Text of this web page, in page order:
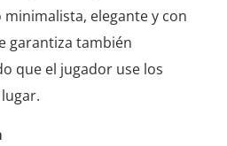
elegante y con
garantiza también
que el jugador use los